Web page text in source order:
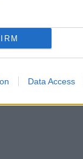
Data Access